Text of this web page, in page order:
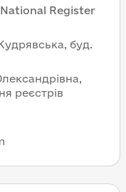
Register
буд.
реєстрів